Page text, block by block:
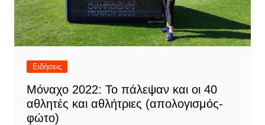
Ειδήσεις
Μόναχο 2022: Το πάλεψαν και οι 40
αθλητές και αθλήτριες (απολογισμός-
φώτο)